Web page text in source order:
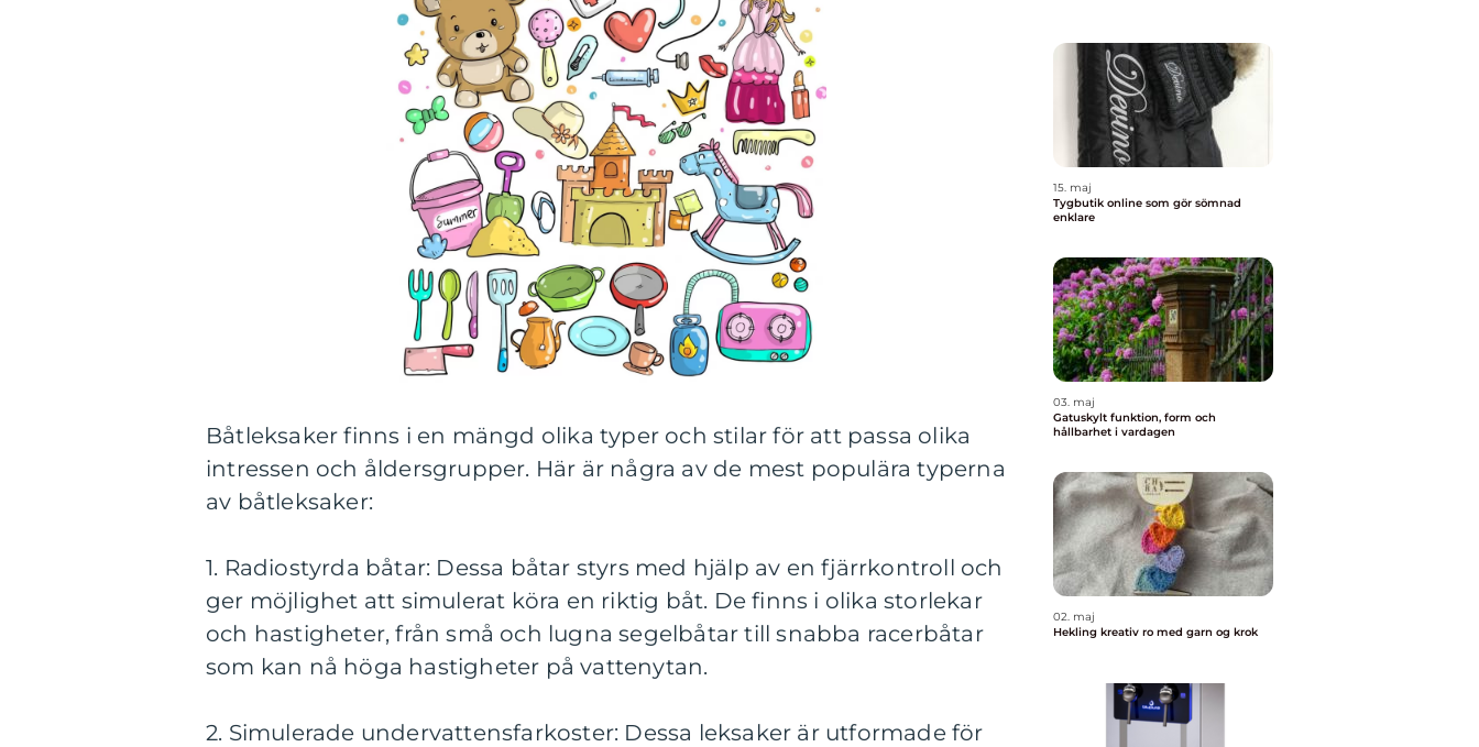
Båtleksaker finns i en mängd olika typer och stilar för att passa olika
intressen och åldersgrupper. Här är några av de mest populära typerna
av båtleksaker:
1. Radiostyrda båtar: Dessa båtar styrs med hjälp av en fjärrkontroll och
ger möjlighet att simulerat köra en riktig båt. De finns i olika storlekar
och hastigheter, från små och lugna segelbåtar till snabba racerbåtar
som kan nå höga hastigheter på vattenytan.
2. Simulerade undervattensfarkoster: Dessa leksaker är utformade för
15. maj
Tygbutik online som gör sömnad
enklare
03. maj
Gatuskylt funktion, form och
hållbarhet i vardagen
02. maj
Hekling kreativ ro med garn og krok